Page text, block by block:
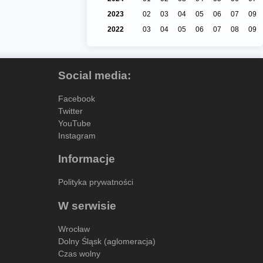
2023
02 03 04 05 06 07
09
2022
03 04 05 06 07 08 09
Social media:
Facebook
Twitter
YouTube
Instagram
Informacje
Polityka prywatności
W serwisie
Wrocław
Dolny Śląsk (aglomeracja)
Czas wolny